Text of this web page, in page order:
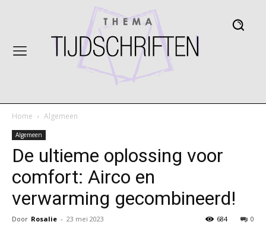
Home Algemeen
Algemeen
De ultieme oplossing voor
comfort: Airco en
verwarming gecombineerd!
Door Rosalie - 23 mei 2023 0
684